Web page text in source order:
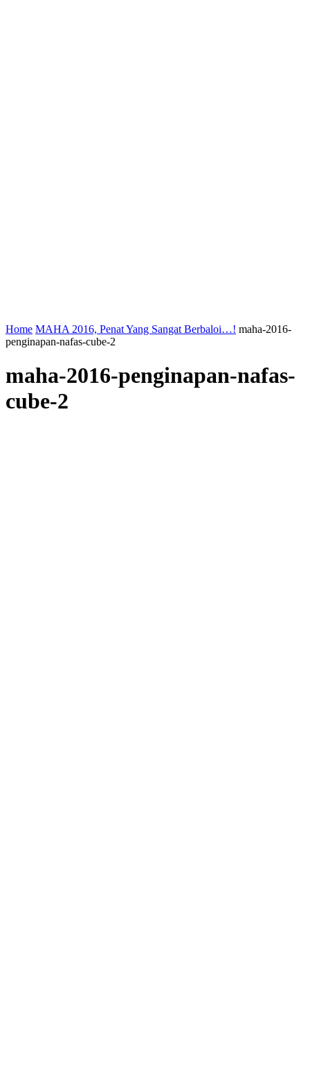
Home MAHA 2016, Penat Yang Sangat Berbaloi…! maha-2016-
penginapan-nafas-cube-2
maha-2016-penginapan-nafas-
cube-2